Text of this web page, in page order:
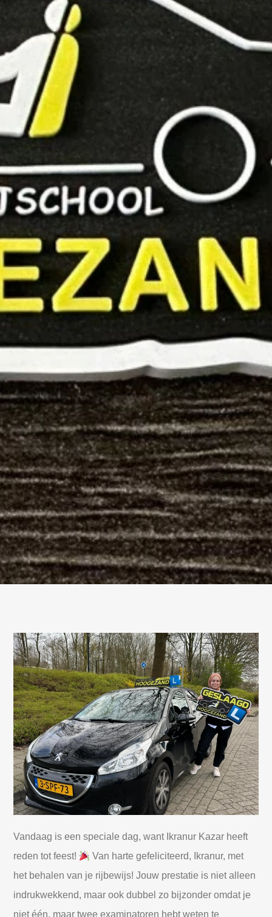
Vandaag is een speciale dag, want Ikranur Kazar heeft
reden tot feest!
Van harte gefeliciteerd, Ikranur, met
het behalen van je rijbewijs! Jouw prestatie is niet alleen
indrukwekkend, maar ook dubbel zo bijzonder omdat je
niet één, maar twee examinatoren hebt weten te